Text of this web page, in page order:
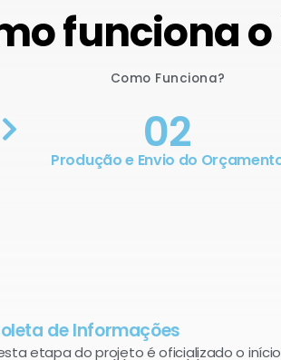
funciona o
Como Funciona?
02
Produção e Envio do
de Informações
etapa do projeto é oficializado o